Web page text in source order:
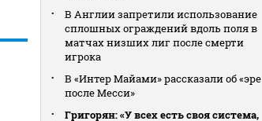
В Англии запретили использование
сплошных ограждений вдоль поля в
матчах низших лиг после смерти
игрока
В «Интер Майами» рассказали об «эре
после Месси»
Григорян: «У всех есть своя система,